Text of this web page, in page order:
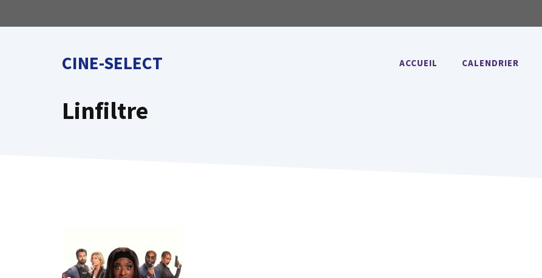
au
CINE-SELECT ACCUEIL CALENDRIER
Linfiltre